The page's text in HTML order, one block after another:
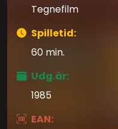
Tegnefilm
Spilletid:
60 min.
Udg.år:
1985
EAN: